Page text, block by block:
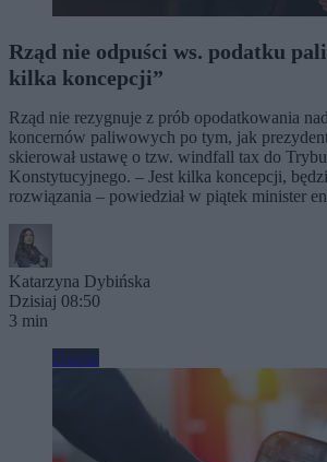
Rząd nie odpuści ws. podatku
kilka koncepcji”
Rząd nie rezygnuje z prób opodatkowania
koncernów paliwowych po tym, jak
skierował ustawę o tzw. windfall tax do
Konstytucyjnego. – Jest kilka koncepcji,
rozwiązania – powiedział w piątek minister
Katarzyna Dybińska
Dzisiaj 08:50
3 min
Biznes